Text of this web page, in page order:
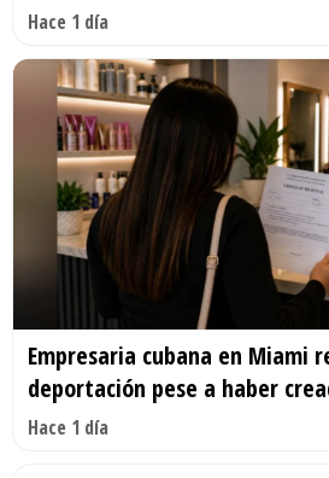
Hace 1 día
Empresaria cubana en Miami
deportación pese a haber
Hace 1 día